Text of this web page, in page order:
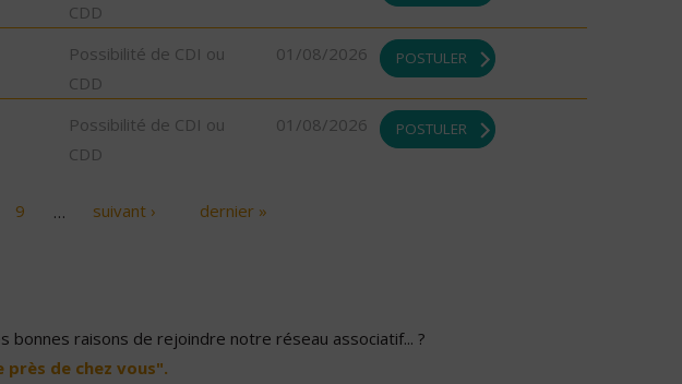
CDD
Possibilité de CDI ou
CDD
01/08/2026 POSTULER
Possibilité de CDI ou
CDD
01/08/2026 POSTULER
9 … suivant › dernier »
raisons de rejoindre notre réseau associatif... ?
près de chez vous".